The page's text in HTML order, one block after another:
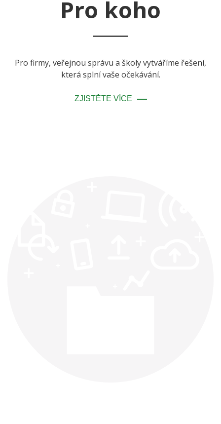
Pro koho
Pro firmy, veřejnou správu a školy vytváříme řešení,
která splní vaše očekávání.
ZJISTĚTE VÍCE